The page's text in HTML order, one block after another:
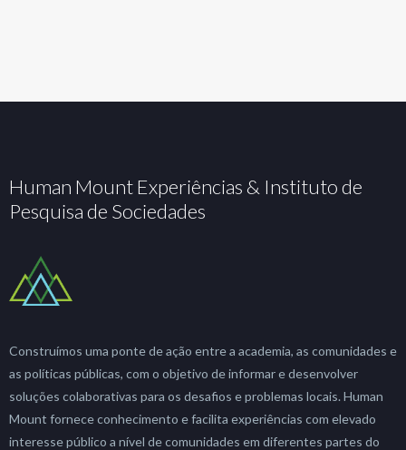
Human Mount Experiências & Instituto de
Pesquisa de Sociedades
Construímos uma ponte de ação entre a academia, as comunidades e
as políticas públicas, com o objetivo de informar e desenvolver
soluções colaborativas para os desafios e problemas locais. Human
Mount fornece conhecimento e facilita experiências com elevado
interesse público a nível de comunidades em diferentes partes do